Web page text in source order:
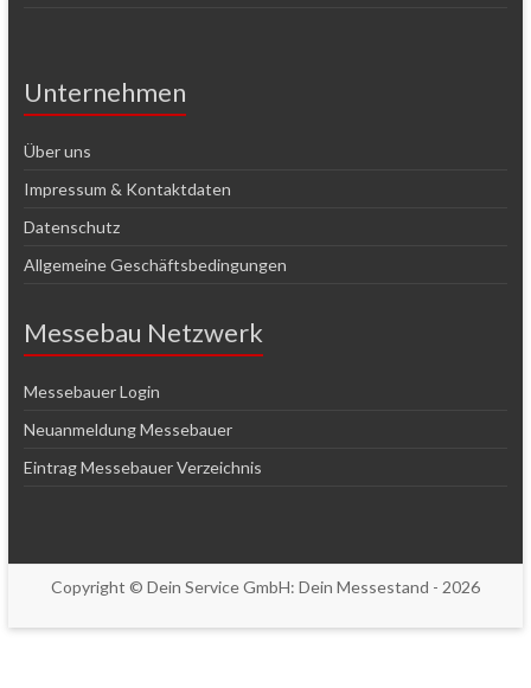
Unternehmen
Über uns
Impressum & Kontaktdaten
Datenschutz
Allgemeine Geschäftsbedingungen
Messebau Netzwerk
Messebauer Login
Neuanmeldung Messebauer
Eintrag Messebauer Verzeichnis
Copyright © Dein Service GmbH: Dein Messestand - 2026